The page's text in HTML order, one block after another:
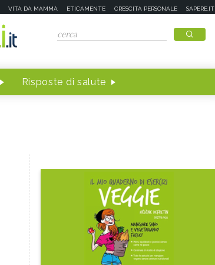
VITA DA MAMMA ETICAMENTE CRESCITA PERSONALE SAPERE.IT
Risposte di salute